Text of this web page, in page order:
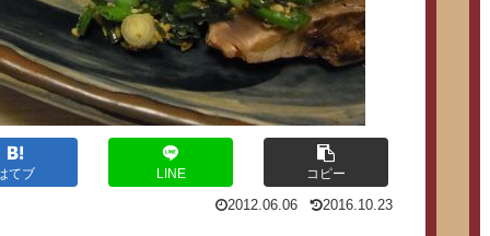
てブ LINE コピー
2012.06.06 2016.10.23